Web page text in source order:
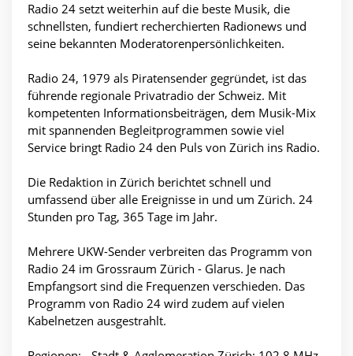
Radio 24 setzt weiterhin auf die beste Musik, die
schnellsten, fundiert recherchierten Radionews und
seine bekannten Moderatorenpersönlichkeiten.
Radio 24, 1979 als Piratensender gegründet, ist das
führende regionale Privatradio der Schweiz. Mit
kompetenten Informationsbeiträgen, dem Musik-Mix
mit spannenden Begleitprogrammen sowie viel
Service bringt Radio 24 den Puls von Zürich ins Radio.
Die Redaktion in Zürich berichtet schnell und
umfassend über alle Ereignisse in und um Zürich. 24
Stunden pro Tag, 365 Tage im Jahr.
Mehrere UKW-Sender verbreiten das Programm von
Radio 24 im Grossraum Zürich - Glarus. Je nach
Empfangsort sind die Frequenzen verschieden. Das
Programm von Radio 24 wird zudem auf vielen
Kabelnetzen ausgestrahlt.